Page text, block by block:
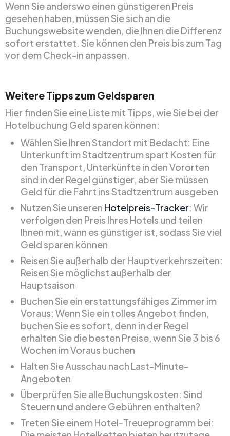
Wenn Sie anderswo einen günstigeren Preis
gesehen haben, müssen Sie sich an die
Buchungswebsite wenden, die Ihnen die Differenz
sofort erstattet. Sie können den Preis bis zum Tag
vor dem Check-in anpassen.
Weitere Tipps zum Geldsparen
Hier finden Sie eine Liste mit Tipps, wie Sie bei der
Hotelbuchung Geld sparen können:
Wählen Sie Ihren Standort mit Bedacht: Eine
Unterkunft im Stadtzentrum spart Kosten für
den Transport, Unterkünfte in den Vororten
sind in der Regel günstiger, aber Sie müssen
Geld für die Fahrt ins Stadtzentrum ausgeben
Nutzen Sie unseren Hotelpreis-Tracker: Wir
verfolgen den Preis Ihres Hotels und teilen
Ihnen mit, wann es günstiger ist, sodass Sie viel
Geld sparen können
Reisen Sie außerhalb der Hauptverkehrszeiten:
Reisen Sie möglichst außerhalb der
Hauptsaison
Buchen Sie ein erstattungsfähiges Zimmer im
Voraus: Wenn Sie ein tolles Angebot finden,
buchen Sie es sofort, denn in der Regel
erhalten Sie die besten Preise, wenn Sie 3 bis 6
Wochen im Voraus buchen
Halten Sie Ausschau nach Last-Minute-
Angeboten
Überprüfen Sie alle Buchungskosten: Sind
Steuern und andere Gebühren enthalten?
Treten Sie einem Hotel-Treueprogramm bei: